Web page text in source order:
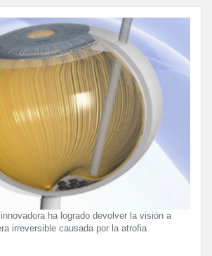
ha logrado devolver la visión a
irreversible causada por la atrofia